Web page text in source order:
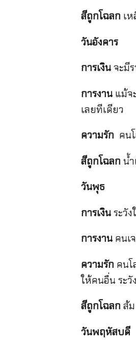
สีถูกโฉลก เ
วันอังคาร
การเงิน จะมี
การงาน แม้จ
เลยทีเดียว
ความรัก คน
สีถูกโฉลก น้
วันพุธ
การเงิน ระวั
การงานคนเ
ความรัก คน
ให้คนอื่น ระวั
สีถูกโฉลก ส้
วันพฤหัสบดี